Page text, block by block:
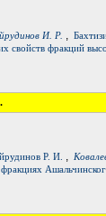
И. Р. ,
свойств фракций
Р. И. ,